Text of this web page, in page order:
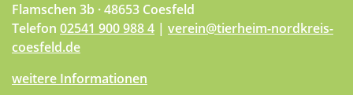
Flamschen 3b · 48653 Coesfeld
Telefon 02541 900 988 4 | verein@tierheim-nordkreis-
coesfeld.de
weitere Informationen